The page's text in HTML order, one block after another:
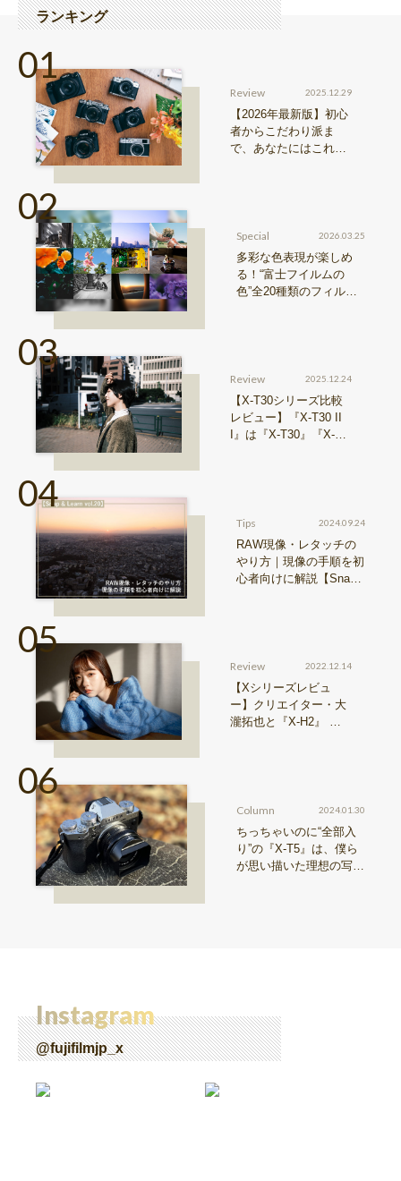
ランキング
Review 2025.12.29
【2026年最新版】初心
者からこだわり派ま
で、あなたにはこれが
Special 2026.03.25
多彩な色表現が楽しめ
る！“富士フイルムの
色”全20種類のフィルム
Review 2025.12.24
【X-T30シリーズ比較
レビュー】『X-T30 II
I』は『X-T30』『X-T3
Tips 2024.09.24
RAW現像・レタッチの
やり方｜現像の手順を初
心者向けに解説【Snap
Review 2022.12.14
【Xシリーズレビュ
ー】クリエイター・大
瀧拓也と『X-H2』 写
Column 2024.01.30
ちっちゃいのに“全部入
り”の『X-T5』は、僕ら
が思い描いた理想の写真
Instagram
@fujifilmjp_x